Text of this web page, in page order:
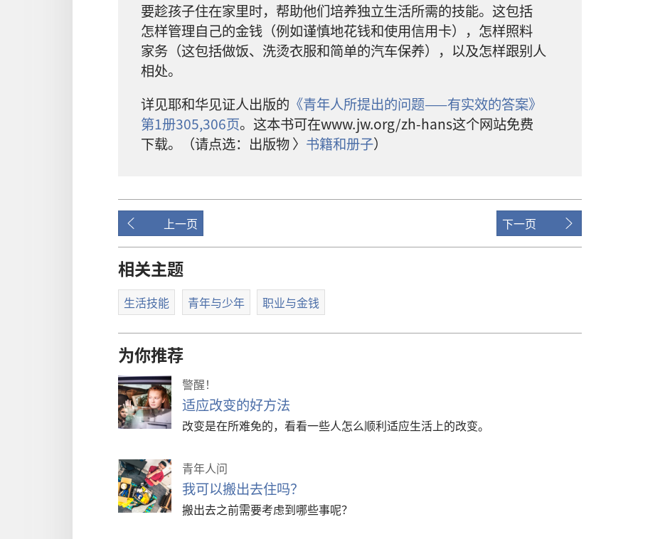
要趁孩子住在家里时， 帮助他们培养独立生活所需的技能。 这包括
怎样管理自己的金钱 （例如谨慎地花钱和使用信用卡）， 怎样照料
家务 （这包括做饭、 洗烫衣服和简单的汽车保养）， 以及怎样跟别人
相处。
详见耶和华见证人出版的 《青年人所提出的问题——有实效的答案》
第1册305,306页。 这本书可在www.jw.org/zh-hans这个网站免费
下载。（请点选： 出版物〉 书籍和册子）
上一页 下一页
相关主题
生活技能 青年与少年 职业与金钱
为你推荐
警醒！
适应改变的好方法
改变是在所难免的，看看一些人怎么顺利适应生活上的改变。
青年人问
我可以搬出去住吗？
搬出去之前需要考虑到哪些事呢？